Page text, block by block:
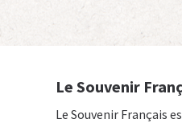
Le Souvenir
Le Souvenir Français